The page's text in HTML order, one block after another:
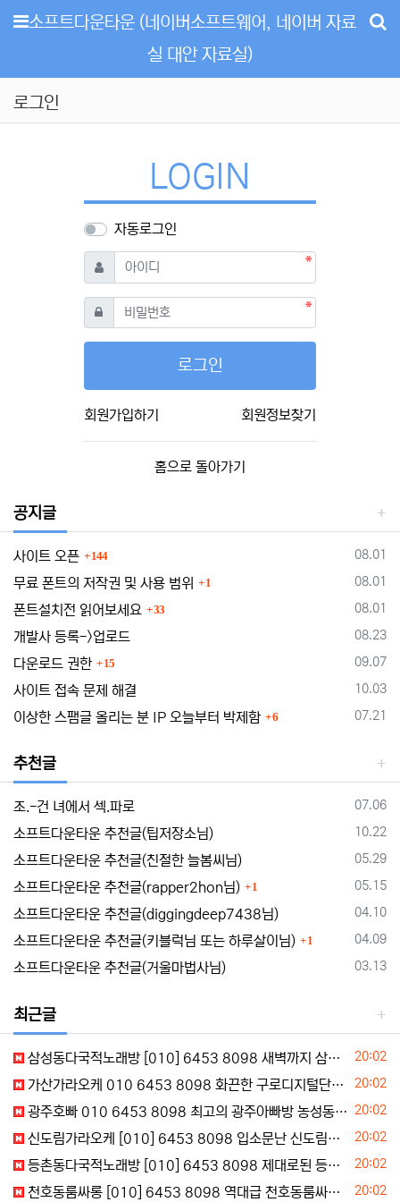
메뉴
소프트다운타운 (네이버소프트웨어, 네이버 자료
실 대안 자료실)
로그인
LOGIN
자동로그인
아이디 필수
비밀번호필수
로그인
회원가입하기 회원정보찾기
홈으로 돌아가기
공지글
등록일
08.01
사이트 오픈 144
등록일
08.01
무료 폰트의 저작권 및 사용 범위 1
등록일
08.01
폰트설치전 읽어보세요 33
등록일
08.23
개발사 등록->업로드
등록일
09.07
다운로드 권한 15
등록일
10.03
사이트 접속 문제 해결
등록일
07.21
이상한 스팸글 올리는 분 IP 오늘부터 박제함 6
추천글
등록일
07.06
조.-건 녀에서 섹.파로
등록일
10.22
소프트다운타운 추천글(팁저장소님)
등록일
05.29
소프트다운타운 추천글(친절한 늘봄씨님)
등록일
05.15
소프트다운타운 추천글(rapper2hon님) 1
등록일
04.10
소프트다운타운 추천글(diggingdeep7438님)
등록일
04.09
소프트다운타운 추천글(키블럭님 또는 하루살이님) 1
등록일
03.13
소프트다운타운 추천글(거울마법사님)
최근글
등록일
20:02
삼성동다국적노래방 [010] 6453 8098 새벽까지 삼성동다국적노래방 삼성동다국적노래방 삼성동다국적노래방 무료상담
등록일
20:02
가산가라오케 010 6453 8098 화끈한 구로디지털단지역노래주점 구로디지털단지단란주점 신도림동퍼블릭 새벽문의
등록일
20:02
광주호빠 010 6453 8098 최고의 광주아빠방 농성동여성전용노래방
등록일
20:02
신도림가라오케 [010] 6453 8098 입소문난 신도림노래빠 신도림KTV 실장문의
등록일
20:02
등촌동다국적노래방 [010] 6453 8098 제대로된 등촌동베트남노래방 등촌동다국적노래클럽 등촌동다국적 주대확인
등록일
20:02
천호동룸싸롱 [010] 6453 8098 역대급 천호동룸싸롱 천호동룸싸롱 초이스문의